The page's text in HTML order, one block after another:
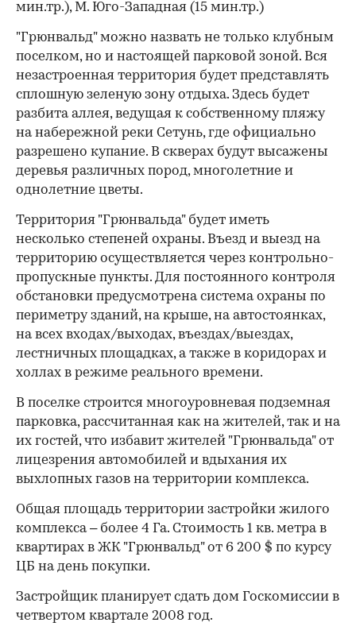
мин.тр.), М. Юго-Западная (15 мин.тр.)
"Грюнвальд" можно назвать не только клубным
поселком, но и настоящей парковой зоной. Вся
незастроенная территория будет представлять
сплошную зеленую зону отдыха. Здесь будет
разбита аллея, ведущая к собственному пляжу
на набережной реки Сетунь, где официально
разрешено купание. В скверах будут высажены
деревья различных пород, многолетние и
однолетние цветы.
Территория "Грюнвальда" будет иметь
несколько степеней охраны. Въезд и выезд на
территорию осуществляется через контрольно-
пропускные пункты. Для постоянного контроля
обстановки предусмотрена система охраны по
периметру зданий, на крыше, на автостоянках,
на всех входах/выходах, въездах/выездах,
лестничных площадках, а также в коридорах и
холлах в режиме реального времени.
В поселке строится многоуровневая подземная
парковка, рассчитанная как на жителей, так и на
их гостей, что избавит жителей "Грюнвальда" от
лицезрения автомобилей и вдыхания их
выхлопных газов на территории комплекса.
Общая площадь территории застройки жилого
комплекса – более 4 Га. Стоимость 1 кв. метра в
квартирах в ЖК "Грюнвальд" от 6 200 $ по курсу
ЦБ на день покупки.
Застройщик планирует сдать дом Госкомиссии в
четвертом квартале 2008 год.